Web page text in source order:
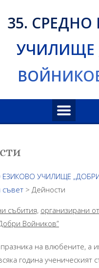
35.
УЧИЛИЩЕ
ЕЗИКОВО УЧИЛИЩЕ
съвет > Дейности
събития, организирани от
Войников”
на влюбените, а
година ученическият